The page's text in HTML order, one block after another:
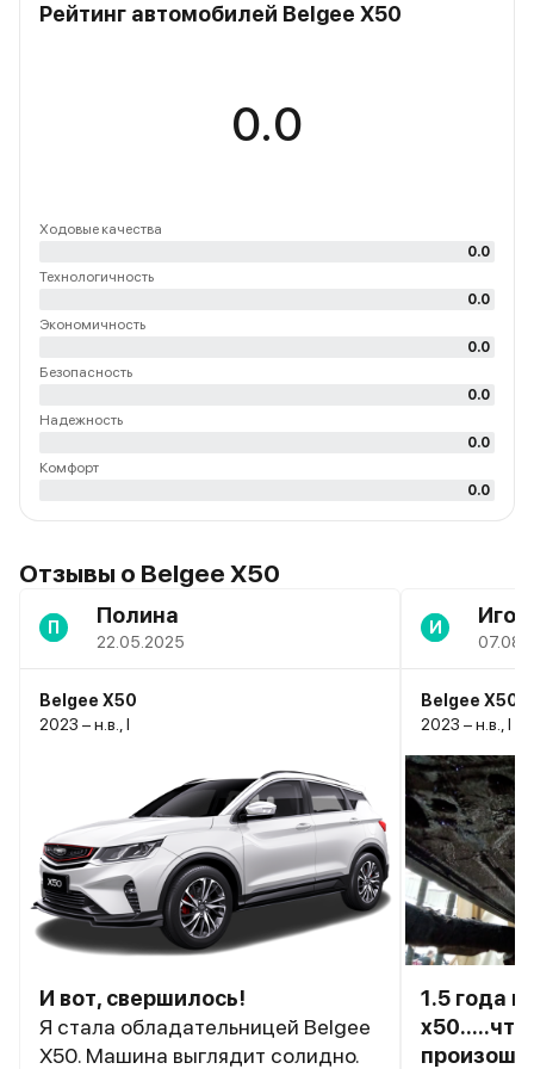
Рейтинг автомобилей Belgee X50
0.0
Ходовые качества
0.0
Технологичность
0.0
Экономичность
0.0
Безопасность
0.0
Надежность
0.0
Комфорт
0.0
Отзывы о Belgee X50
П Полина
22.05.2025
Belgee X50
2023 – н.в., I
И вот, свершилось!
Я стала обладательницей Belgee
X50. Машина выглядит солидно.
И
Belgee X50
2023 – н.в., I
1.5 года и
x50.....что